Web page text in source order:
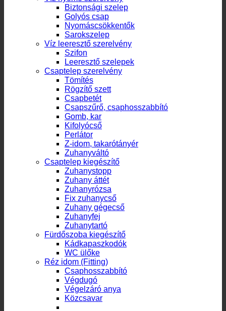
Biztonsági szelep
Golyós csap
Nyomáscsökkentők
Sarokszelep
Víz leeresztő szerelvény
Szifon
Leeresztő szelepek
Csaptelep szerelvény
Tömítés
Rögzítő szett
Csapbetét
Csapszűrő, csaphosszabbító
Gomb, kar
Kifolyócső
Perlátor
Z-idom, takarótányér
Zuhanyváltó
Csaptelep kiegészítő
Zuhanystopp
Zuhany áttét
Zuhanyrózsa
Fix zuhanycső
Zuhany gégecső
Zuhanyfej
Zuhanytartó
Fürdőszoba kiegészítő
Kádkapaszkodók
WC ülőke
Réz idom (Fitting)
Csaphosszabbító
Végdugó
Végelzáró anya
Közcsavar